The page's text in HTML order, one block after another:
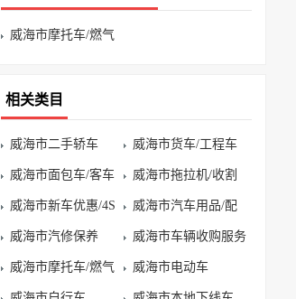
威海市摩托车/燃气
相关类目
威海市二手轿车 威海市货车/工程车
威海市面包车/客车 威海市拖拉机/收割
机
威海市新车优惠/4S
店
威海市汽车用品/配
件
威海市汽修保养 威海市车辆收购服务
威海市摩托车/燃气 威海市电动车